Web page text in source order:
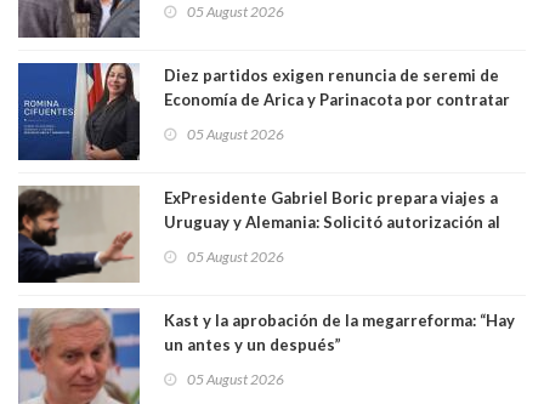
delegado nuevamente arrancando"
05 August 2026
Diez partidos exigen renuncia de seremi de
Economía de Arica y Parinacota por contratar
una militante de RN, detenida con 47 kilos de
05 August 2026
ExPresidente Gabriel Boric prepara viajes a
Uruguay y Alemania: Solicitó autorización al
05 August 2026
Kast y la aprobación de la megarreforma: “Hay
un antes y un después”
05 August 2026